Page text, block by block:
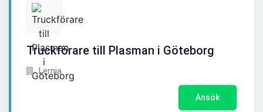
Truckförare till Plasman i Göteborg
Lernia
Ansök